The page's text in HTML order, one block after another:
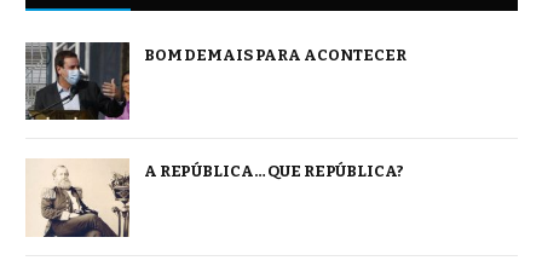
BOM DEMAIS PARA ACONTECER
A REPÚBLICA… QUE REPÚBLICA?